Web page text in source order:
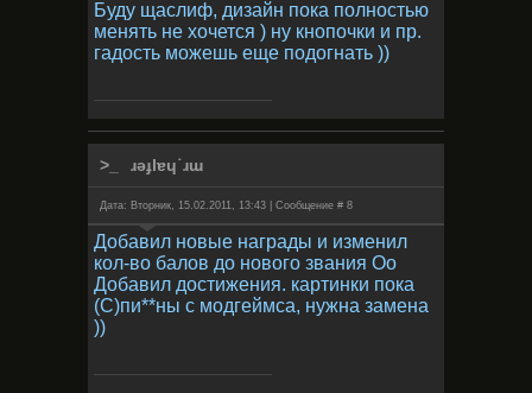
Буду щаслиф, дизайн пока полностью
менять не хочется ) ну кнопочки и пр.
гадость можешь еще подогнать ))
ɹǝɟlɐɥ˙ɹɯ
Дата: Вторник, 15.02.2011, 13:43 | Сообщение # 8
Добавил новые награды и изменил
кол-во балов до нового звания Оо
Добавил достижения. картинки пока
(С)пи**ны с модгеймса, нужна замена
))